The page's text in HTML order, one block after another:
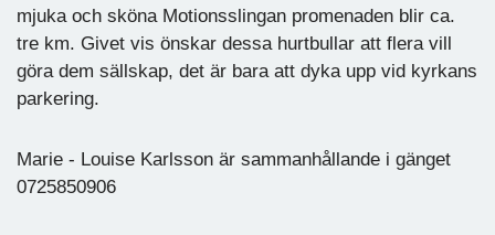
mjuka och sköna Motionsslingan promenaden blir ca.
tre km. Givet vis önskar dessa hurtbullar att flera vill
göra dem sällskap, det är bara att dyka upp vid kyrkans
parkering.
Marie - Louise Karlsson är sammanhållande i gänget
0725850906